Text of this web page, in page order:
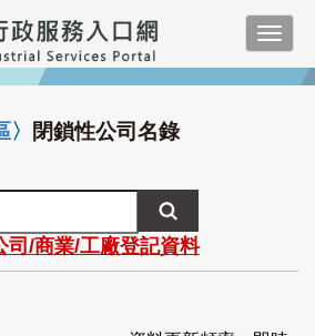
〉 閉鎖性公司名錄
司/商業/工廠登記資料